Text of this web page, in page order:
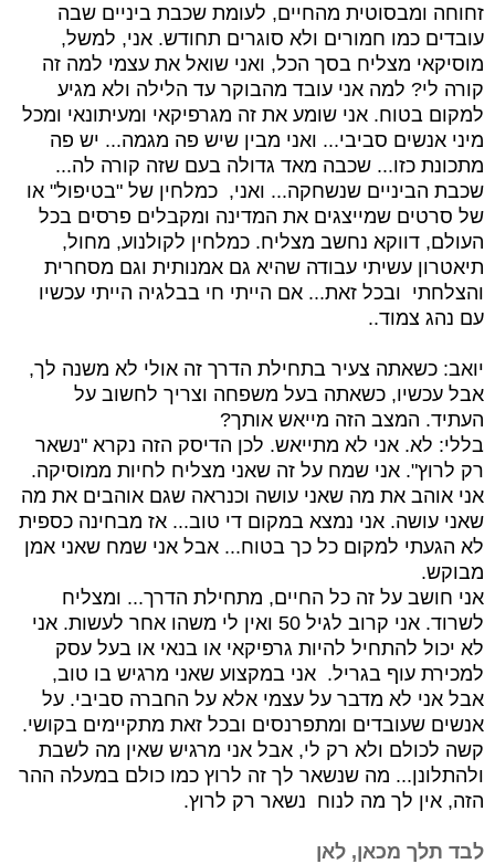
זחוחה ומבסוטית מהחיים, לעומת שכבת ביניים שבה
עובדים כמו חמורים ולא סוגרים תחודש. אני, למשל,
מוסיקאי מצליח בסך הכל, ואני שואל את עצמי למה זה
קורה לי? למה אני עובד מהבוקר עד הלילה ולא מגיע
למקום בטוח. אני שומע את זה מגרפיקאי ומעיתונאי ומכל
מיני אנשים סביבי... ואני מבין שיש פה מגמה... יש פה
מתכונת כזו... שכבה מאד גדולה בעם שזה קורה לה...
שכבת הביניים שנשחקה... ואני, כמלחין של "בטיפול" או
של סרטים שמייצגים את המדינה ומקבלים פרסים בכל
העולם, דווקא נחשב מצליח. כמלחין לקולנוע, מחול,
תיאטרון עשיתי עבודה שהיא גם אמנותית וגם מסחרית
והצלחתי ובכל זאת... אם הייתי חי בבלגיה הייתי עכשיו
עם נהג צמוד..
יואב: כשאתה צעיר בתחילת הדרך זה אולי לא משנה לך,
אבל עכשיו, כשאתה בעל משפחה וצריך לחשוב על
העתיד. המצב הזה מייאש אותך?
בללי: לא. אני לא מתייאש. לכן הדיסק הזה נקרא "נשאר
רק לרוץ". אני שמח על זה שאני מצליח לחיות ממוסיקה.
אני אוהב את מה שאני עושה וכנראה שגם אוהבים את מה
שאני עושה. אני נמצא במקום די טוב... אז מבחינה כספית
לא הגעתי למקום כל כך בטוח... אבל אני שמח שאני אמן
מבוקש.
אני חושב על זה כל החיים, מתחילת הדרך... ומצליח
לשרוד. אני קרוב לגיל 50 ואין לי משהו אחר לעשות. אני
לא יכול להתחיל להיות גרפיקאי או בנאי או בעל עסק
למכירת עוף בגריל. אני במקצוע שאני מרגיש בו טוב,
אבל אני לא מדבר על עצמי אלא על החברה סביבי. על
אנשים שעובדים ומתפרנסים ובכל זאת מתקיימים בקושי.
קשה לכולם ולא רק לי, אבל אני מרגיש שאין מה לשבת
ולהתלונן... מה שנשאר לך זה לרוץ כמו כולם במעלה ההר
הזה, אין לך מה לנוח נשאר רק לרוץ.
לבד תלך מכאן, לאן